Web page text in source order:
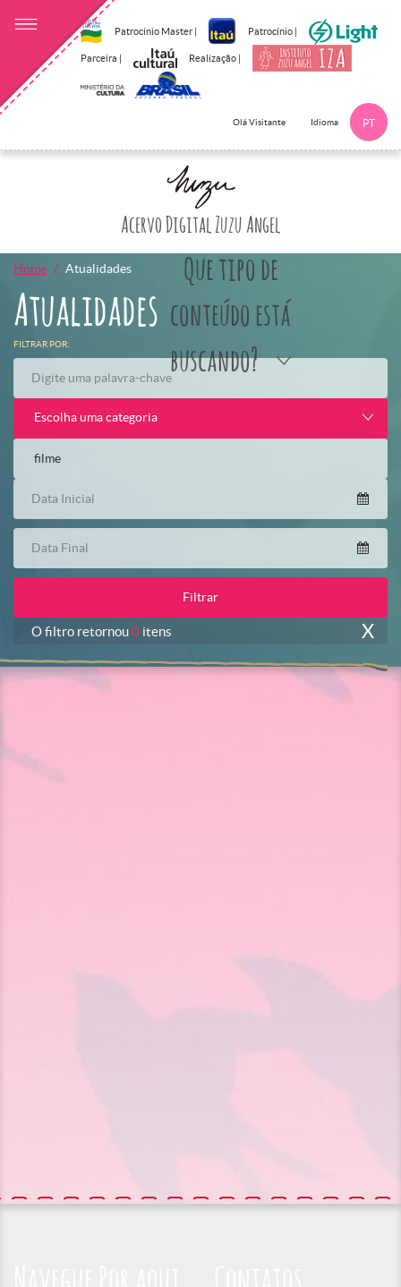
Patrocínio Master | Patrocínio |
Parceira | Realização |
Olá Visitante Idioma PT
Acervo Digital Zuzu Angel
Que tipo de
conteúdo está
buscando?
Home Atualidades
Atualidades
FILTRAR POR:
Escolha uma categoria
O filtro retornou0 itens X